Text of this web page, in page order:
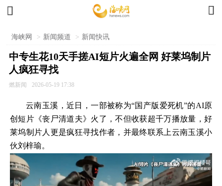
 
海峡网 > 新闻频道 > 新闻快讯
中专生花10天手搓AI短片火遍全网 好莱坞制片
人疯狂寻找
燃新闻 2026-05-19 17:38
云南玉溪，近日，一部被称为“国产版爱死机”的AI原
创短片《丧尸清道夫》火了，不但收获超千万播放量，好
莱坞制片人更是疯狂寻找作者，并最终联系上云南玉溪小
伙刘梓瑜。